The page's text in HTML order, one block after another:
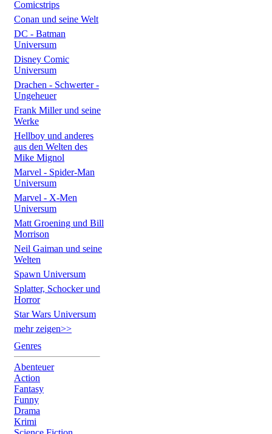
Comicstrips
Conan und seine Welt
DC - Batman
Universum
Disney Comic
Universum
Drachen - Schwerter -
Ungeheuer
Frank Miller und seine
Werke
Hellboy und anderes
aus den Welten des
Mike Mignol
Marvel - Spider-Man
Universum
Marvel - X-Men
Universum
Matt Groening und Bill
Morrison
Neil Gaiman und seine
Welten
Spawn Universum
Splatter, Schocker und
Horror
Star Wars Universum
mehr zeigen>>
Genres
Abenteuer
Action
Fantasy
Funny
Drama
Krimi